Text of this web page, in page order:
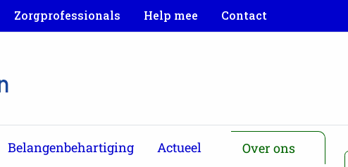
Zorgprofessionals Help mee Contact
Belangenbehartiging Actueel
Over ons